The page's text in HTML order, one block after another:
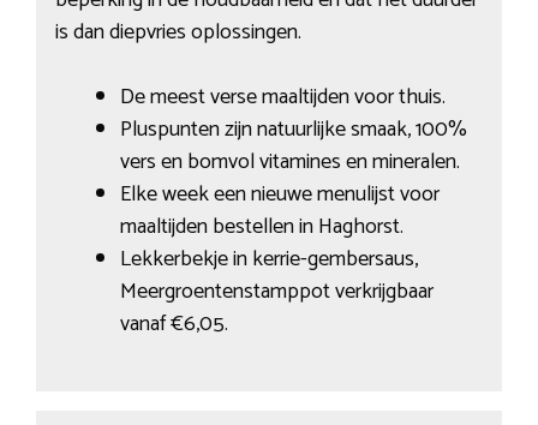
is dan diepvries oplossingen.
De meest verse maaltijden voor thuis.
Pluspunten zijn natuurlijke smaak, 100%
vers en bomvol vitamines en mineralen.
Elke week een nieuwe menulijst voor
maaltijden bestellen in Haghorst.
Lekkerbekje in kerrie-gembersaus,
Meergroentenstamppot verkrijgbaar
vanaf €6,05.